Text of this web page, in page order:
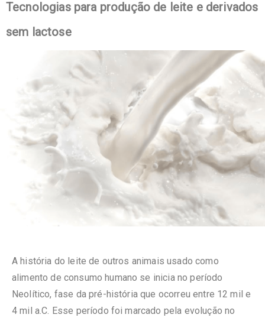
Tecnologias para produção de leite e derivados
sem lactose
A história do leite de outros animais usado como
alimento de consumo humano se inicia no período
Neolítico, fase da pré-história que ocorreu entre 12 mil e
4 mil a.C. Esse período foi marcado pela evolução no